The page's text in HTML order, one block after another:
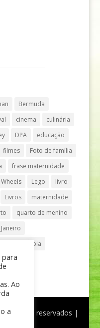
Bermuda
cinema
culinária
DPA
educação
filmes
Foto de família
frase maternidade
Lego
livro
Livros
maternidade
quarto de menino
Vila Olímpia
direitos reservados |
para
Ao
a